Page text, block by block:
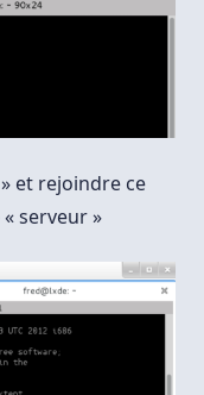
et rejoindre ce
serveur »